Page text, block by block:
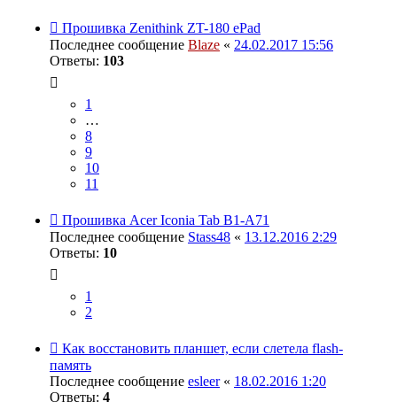
Прошивка Zenithink ZT-180 ePad
Последнее сообщение Blaze « 24.02.2017 15:56
Ответы: 103
1
…
8
9
10
11
Прошивка Acer Iconia Tab B1-A71
Последнее сообщение Stass48 « 13.12.2016 2:29
Ответы: 10
1
2
Как восстановить планшет, если слетела flash-
память
Последнее сообщение esleer« 18.02.2016 1:20
Ответы: 4